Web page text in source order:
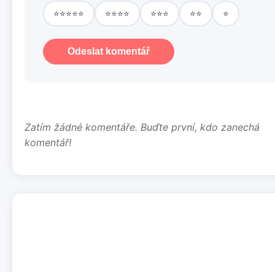
⭐⭐⭐⭐⭐ ⭐⭐⭐⭐ ⭐⭐⭐ ⭐⭐ ⭐
Odeslat komentář
Zatím žádné komentáře. Buďte první, kdo zanechá
komentář!